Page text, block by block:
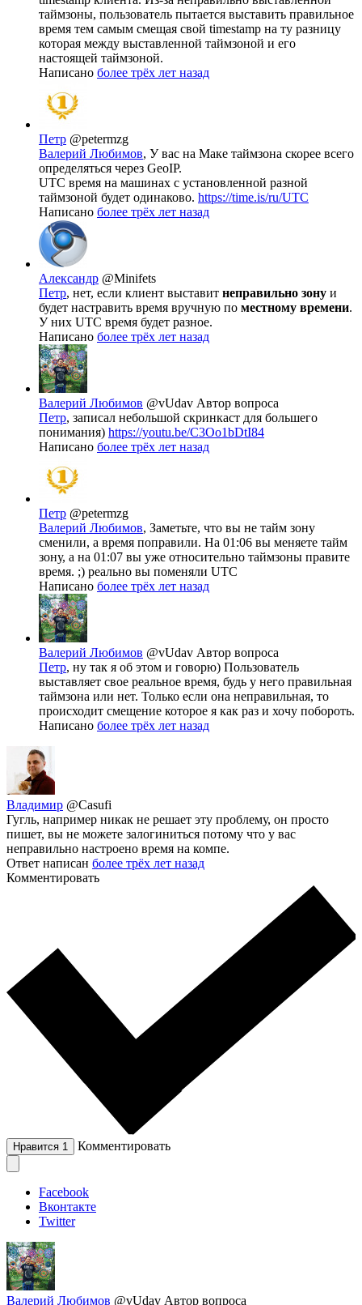
таймзоны, пользователь пытается выставить правильное
время тем самым смещая свой timestamp на ту разницу
которая между выставленной таймзоной и его
настоящей таймзоной.
Написано более трёх лет назад
Петр @petermzg
Валерий Любимов, У вас на Маке таймзона скорее всего
определяться через GeoIP.
UTC время на машинах с установленной разной
таймзоной будет одинаково. https://time.is/ru/UTC
Написано более трёх лет назад
Александр @Minifets
Петр, нет, если клиент выставит неправильно зону и
будет настравить время вручную по местному времени.
У них UTC время будет разное.
Написано более трёх лет назад
Валерий Любимов @vUdav Автор вопроса
Петр, записал небольшой скринкаст для большего
понимания) https://youtu.be/C3Oo1bDtI84
Написано более трёх лет назад
Петр @petermzg
Валерий Любимов, Заметьте, что вы не тайм зону
сменили, а время поправили. На 01:06 вы меняете тайм
зону, а на 01:07 вы уже относительно таймзоны правите
время. ;) реально вы поменяли UTC
Написано более трёх лет назад
Валерий Любимов @vUdav Автор вопроса
Петр, ну так я об этом и говорю) Пользователь
выставляет свое реальное время, будь у него правильная
таймзона или нет. Только если она неправильная, то
происходит смещение которое я как раз и хочу побороть.
Написано более трёх лет назад
Владимир @Casufi
Гугль, например никак не решает эту проблему, он просто
пишет, вы не можете залогиниться потому что у вас
неправильно настроено время на компе.
Ответ написан более трёх лет назад
Комментировать
Нравится 1 Комментировать
Facebook
Вконтакте
Twitter
Валерий Любимов @vUdav Автор вопроса